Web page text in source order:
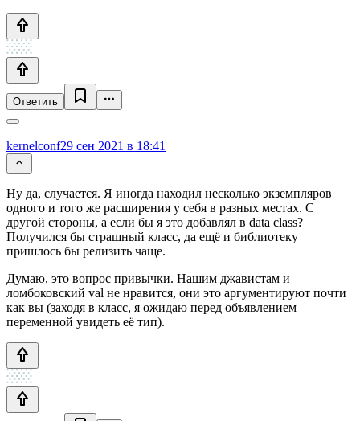
Ответить
kernelconf29 сен 2021 в 18:41
Ну да, случается. Я иногда находил несколько экземпляров
одного и того же расширения у себя в разных местах. С
другой стороны, а если бы я это добавлял в data class?
Получился бы страшный класс, да ещё и библиотеку
пришлось бы релизить чаще.
Думаю, это вопрос привычки. Нашим джавистам и
ломбоковский val не нравится, они это аргументируют почти
как вы (заходя в класс, я ожидаю перед объявлением
переменной увидеть её тип).